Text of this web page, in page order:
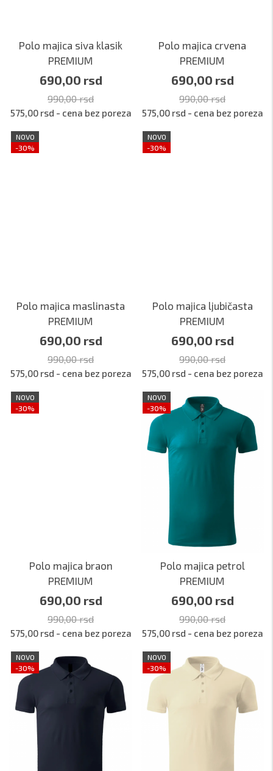
Polo majica siva klasik
PREMIUM
690,00 rsd
990,00 rsd
575,00 rsd - cena bez poreza
Polo majica crvena
PREMIUM
690,00 rsd
990,00 rsd
575,00 rsd - cena bez poreza
NOVO
-30%
Polo majica maslinasta
PREMIUM
690,00 rsd
990,00 rsd
575,00 rsd - cena bez poreza
NOVO
-30%
Polo majica ljubičasta
PREMIUM
690,00 rsd
990,00 rsd
575,00 rsd - cena bez poreza
NOVO
-30%
Polo majica braon
PREMIUM
690,00 rsd
990,00 rsd
575,00 rsd - cena bez poreza
NOVO
-30%
Polo majica petrol
PREMIUM
690,00 rsd
990,00 rsd
575,00 rsd - cena bez poreza
NOVO
-30%
NOVO
-30%